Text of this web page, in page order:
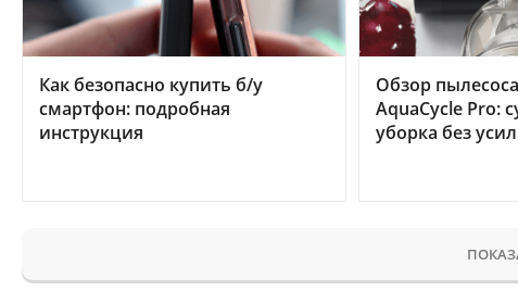
Как безопасно купить б/у
смартфон: подробная
инструкция
Обзор
AquaCycle Pro:
уборка без